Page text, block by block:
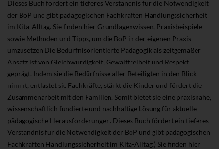
Dieses Buch fördert ein tieferes Verständnis für die Notwendigkeit
der BoP und gibt pädagogischen Fachkräften Handlungssicherheit
im Kita-Alltag. Sie finden hier Grundlagenwissen, Praxisbeispiele
sowie Methoden und Tipps, um die BoP in der eigenen Praxis
umzusetzen Die Bedürfnisorientierte Pädagogik als zeitgemäßer
Ansatz ist von Gleichwürdigkeit, Gewaltfreiheit und Respekt
geprägt. Indem sie die Bedürfnisse aller Beteiligten in den Blick
nimmt, entlastet sie Fachkräfte, stärkt die Kinder und fördert die
Zusammenarbeit mit den Familien. Somit bietet sie eine praxisnahe,
wissenschaftlich fundierte und nachhaltige Lösung für aktuelle
pädagogische Herausforderungen. Dieses Buch fördert ein tieferes
Verständnis für die Notwendigkeit der BoP und gibt pädagogischen
Fachkräften Handlungssicherheit im Kita-Alltag.) Sie finden hier